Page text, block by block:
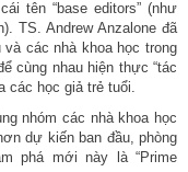
tên “base editors” (như
TS. Andrew Anzalone đã
các nhà khoa học trong
cùng nhau hiện thực “tác
các học giả trẻ tuổi.
nhóm các nhà khoa học
dự kiến ban đầu, phòng
phá mới này là “Prime